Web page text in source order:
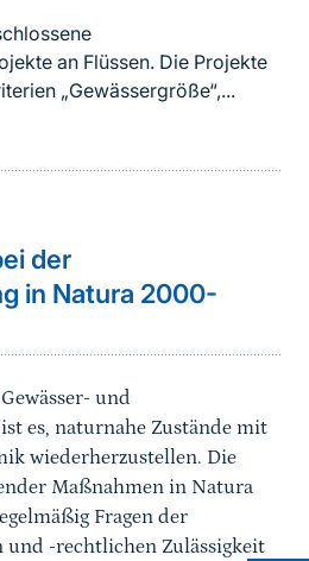
an Flüssen. Die Projekte
„Gewässergröße“,...
der
in Natura 2000-
und
es, naturnahe Zustände mit
wiederherzustellen. Die
Maßnahmen in Natura
Fragen der
-rechtlichen Zulässigkeit